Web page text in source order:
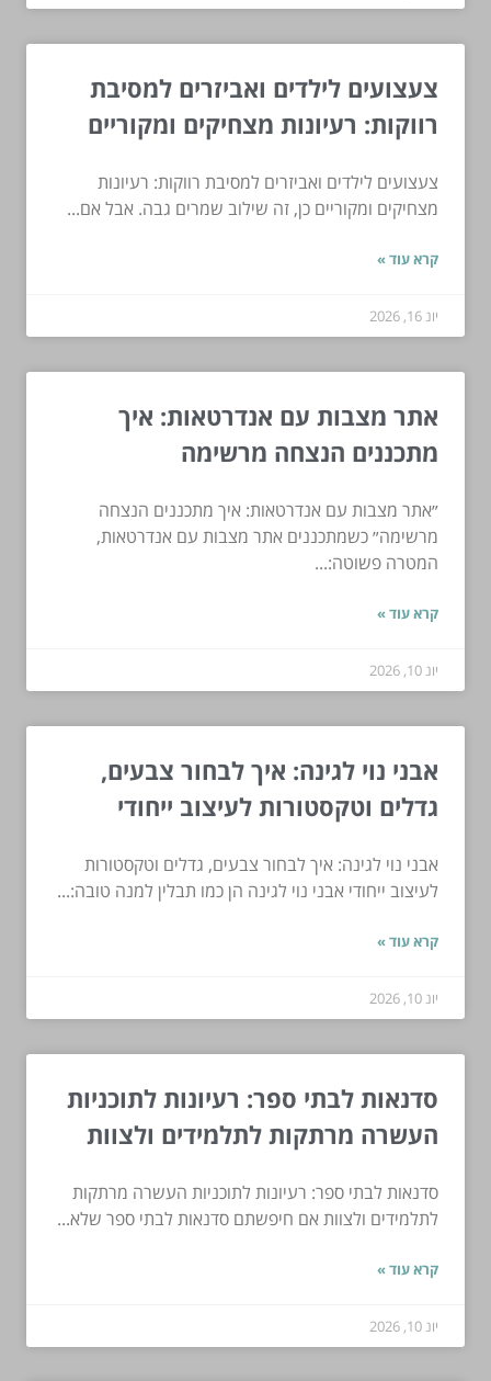
צעצועים לילדים ואביזרים למסיבת
רווקות: רעיונות מצחיקים ומקוריים
צעצועים לילדים ואביזרים למסיבת רווקות: רעיונות
מצחיקים ומקוריים כן, זה שילוב שמרים גבה. אבל אם...
קרא עוד »
יונ 16, 2026
אתר מצבות עם אנדרטאות: איך
מתכננים הנצחה מרשימה
״אתר מצבות עם אנדרטאות: איך מתכננים הנצחה
מרשימה״ כשמתכננים אתר מצבות עם אנדרטאות,
המטרה פשוטה:...
קרא עוד »
יונ 10, 2026
אבני נוי לגינה: איך לבחור צבעים,
גדלים וטקסטורות לעיצוב ייחודי
אבני נוי לגינה: איך לבחור צבעים, גדלים וטקסטורות
לעיצוב ייחודי אבני נוי לגינה הן כמו תבלין למנה טובה:...
קרא עוד »
יונ 10, 2026
סדנאות לבתי ספר: רעיונות לתוכניות
העשרה מרתקות לתלמידים ולצוות
סדנאות לבתי ספר: רעיונות לתוכניות העשרה מרתקות
לתלמידים ולצוות אם חיפשתם סדנאות לבתי ספר שלא...
קרא עוד »
יונ 10, 2026